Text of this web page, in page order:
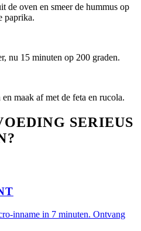
de oven en smeer de hummus op
paprika.
nu 15 minuten op 200 graden.
maak af met de feta en rucola.
SERIEUS
inname in 7 minuten. Ontvang